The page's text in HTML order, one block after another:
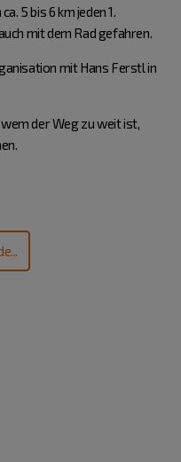
5 bis 6 km jeden 1.
mit dem Rad gefahren.
mit Hans Ferstl in
der Weg zu weit ist,